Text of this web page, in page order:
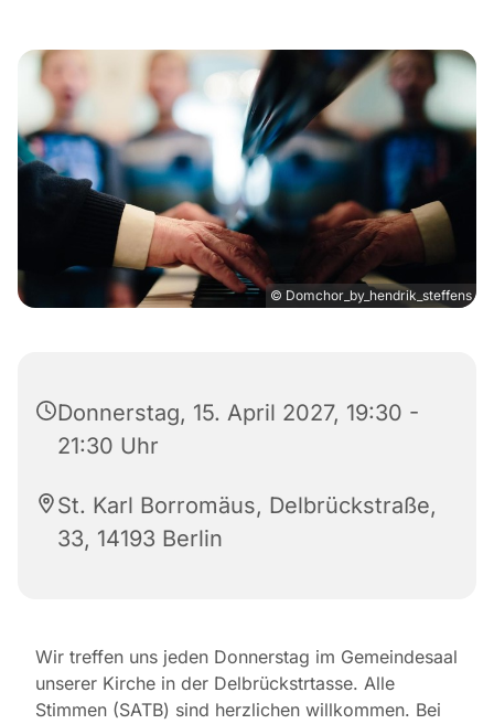
© Domchor_by_hendrik_steffens
Donnerstag, 15. April 2027, 19:30 -
21:30 Uhr
St. Karl Borromäus, Delbrückstraße,
33, 14193 Berlin
Wir treffen uns jeden Donnerstag im Gemeindesaal
unserer Kirche in der Delbrückstrtasse. Alle
Stimmen (SATB) sind herzlichen willkommen. Bei